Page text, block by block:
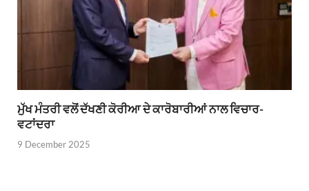
ਮੁੱਖ ਮੰਤਰੀ ਵਲੋਂ ਦੱਖਣੀ ਕੋਰੀਆ ਦੇ ਕਾਰੋਬਾਰੀਆਂ ਨਾਲ ਵਿਚਾਰ-
ਵਟਾਂਦਰਾ
9 December 2025